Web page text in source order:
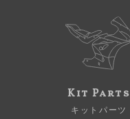
Kit Parts
キットパーツ